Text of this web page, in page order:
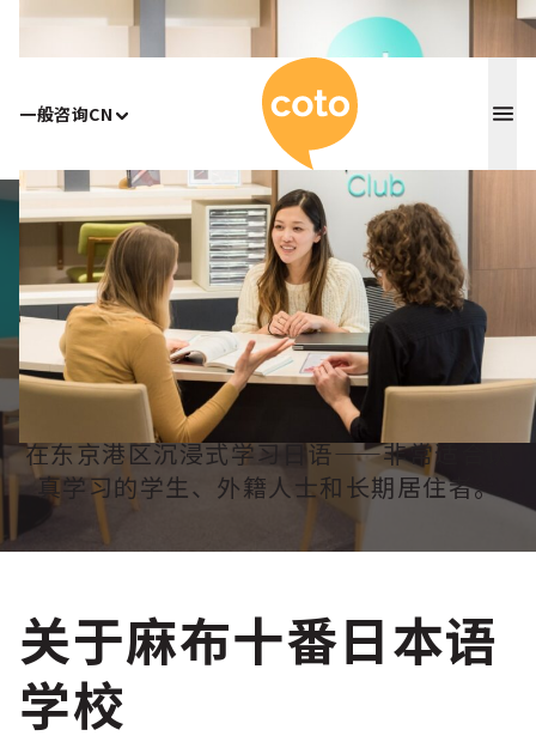
一般咨询CN Coto 日本
Home/麻布十番
麻布十番日本语学
校
在东京港区沉浸式学习日语——非常适合认
真学习的学生、外籍人士和长期居住者。
关于麻布十番日本语
学校